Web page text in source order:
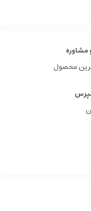
مشاوره
محصول